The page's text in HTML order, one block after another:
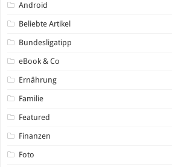
Android
Beliebte Artikel
Bundesligatipp
eBook & Co
Ernährung
Familie
Featured
Finanzen
Foto